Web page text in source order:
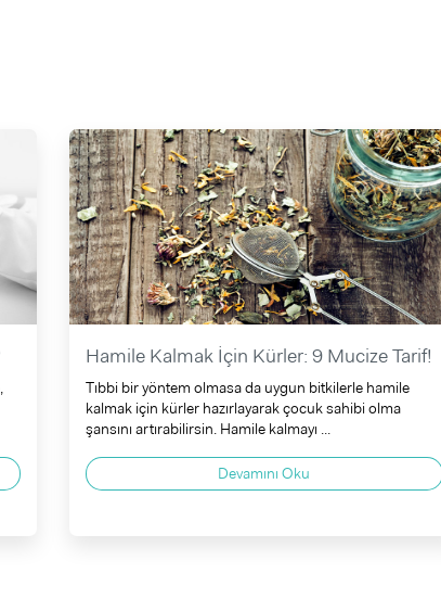
Hamile Kalmak İçin Kürler: 9 Mucize Tarif!
Tıbbi bir yöntem olmasa da uygun bitkilerle hamile
kalmak için kürler hazırlayarak çocuk sahibi olma
şansını artırabilirsin. Hamile kalmayı ...
Devamını Oku